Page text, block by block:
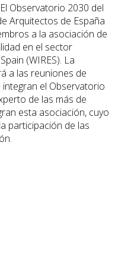
El Observatorio 2030 del
Arquitectos de España
a la asociación de
en el sector
(WIRES). La
a las reuniones de
el Observatorio
de las más de
esta asociación, cuyo
participación de las